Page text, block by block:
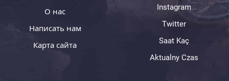
О нас
Написать нам
Карта сайта
Instagram
Twitter
Saat Kaç
Aktualny Czas